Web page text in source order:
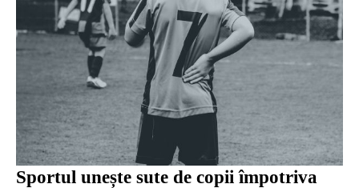
Sportul unește sute de copii împotriva